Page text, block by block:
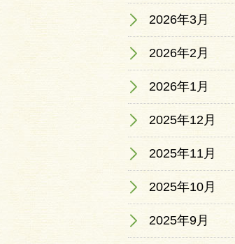
2026年3月
2026年2月
2026年1月
2025年12月
2025年11月
2025年10月
2025年9月